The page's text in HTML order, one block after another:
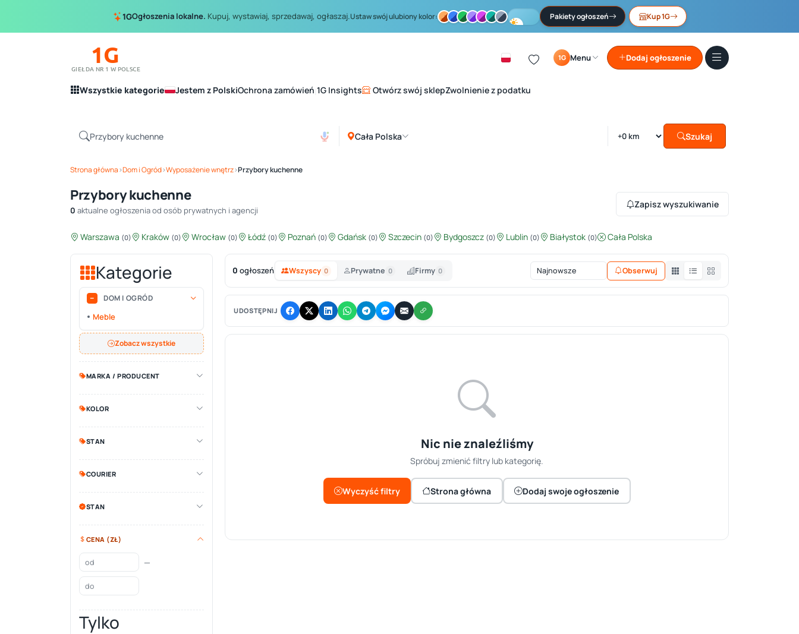
1GOgłoszenia lokalne. Kupuj, wystawiaj, sprzedawaj, ogłaszaj.Ustaw swój ulubiony kolor: Pakiety ogłoszeń Kup 1G
1G
GIEŁDA NR 1 W POLSCE
1G Menu Dodaj ogłoszenie
Wszystkie kategorie Jestem z PolskiOchrona zamówień 1G Insights Otwórz swój sklepZwolnienie z podatku
Cała Polska Szukaj
Strona główna›Dom i Ogród›Wyposażenie wnętrz›Przybory kuchenne
Przybory kuchenne
0 aktualne ogłoszenia od osób prywatnych i agencji
Zapisz wyszukiwanie
Warszawa (0) Kraków (0) Wrocław (0) Łódź (0) Poznań (0) Gdańsk (0) Szczecin (0) Bydgoszcz (0) Lublin (0) Białystok (0) Cała Polska
Kategorie
DOM I OGRÓD
Meble
Zobacz wszystkie
MARKA / PRODUCENT
KOLOR
STAN
COURIER
STAN
CENA (ZŁ)
—
Tylko
0 ogłoszeń Wszyscy 0 Prywatne 0 Firmy 0 Obserwuj
UDOSTĘPNIJ
Nic nie znaleźliśmy
Spróbuj zmienić filtry lub kategorię.
Wyczyść filtry Strona główna Dodaj swoje ogłoszenie